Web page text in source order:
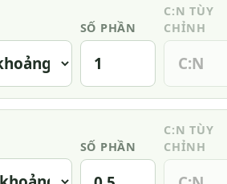
SỐ PHẦN
C:N TÙY
CHỈNH
SỐ PHẦN
C:N TÙY
CHỈNH